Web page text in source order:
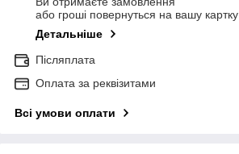
або гроші повернуться на вашу картку
Детальніше
Післяплата
Оплата за реквізитами
Всі умови оплати